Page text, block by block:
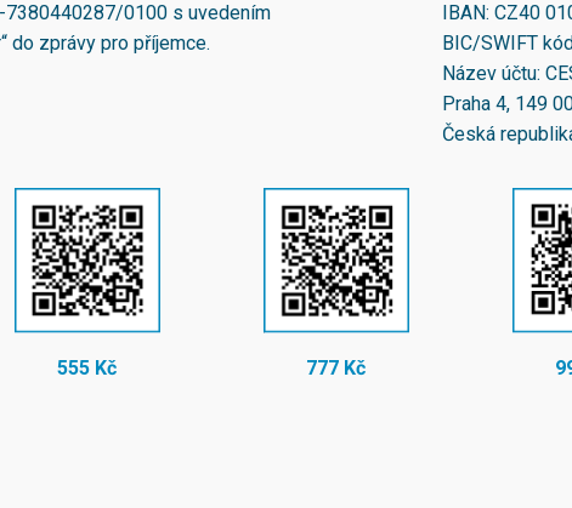
7380440287/0100s uvedením
do zprávy pro příjemce.
IBAN:CZ40
BIC/SWIFT
Název účtu:
Praha 4, 149
Česká
555 Kč 777 Kč